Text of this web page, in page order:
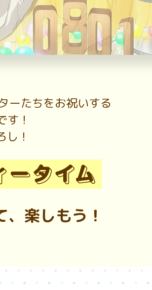
ーたちをお祝いする
！
！
楽しもう！